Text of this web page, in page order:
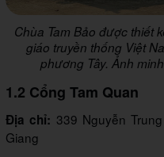
Chùa Tam Bảo được thiết
giáo truyền thống Việt
phương Tây. Ảnh
1.2 Cổng Tam Quan
Địa chỉ: 339 Nguyễn
Giang